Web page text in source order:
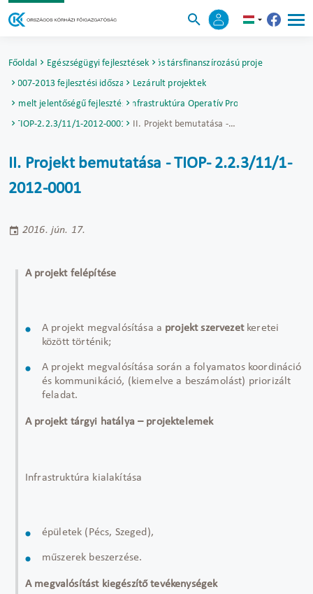
Főoldal Egészségügyi fejlesztésekUniós társfinanszírozású projektek
2007-2013 fejlesztési időszak Lezárult projektek
Kiemelt jelentőségű fejlesztésekTársadalmi Infrastruktúra Operatív Program (TIOP)
TIOP-2.2.3/11/1-2012-0001
II. Projekt bemutatása - TIOP- 2.2.3/11/1-2012-0001
II. Projekt bemutatása - TIOP- 2.2.3/11/1-
2012-0001
2016. jún. 17.
A projekt felépítése
A projekt megvalósítása a projekt szervezetkeretei
között történik;
A projekt megvalósítása során a folyamatos koordináció
és kommunikáció, (kiemelve a beszámolást) priorizált
feladat.
A projekt tárgyi hatálya – projektelemek
Infrastruktúra kialakítása
épületek (Pécs, Szeged),
műszerek beszerzése.
A megvalósítást kiegészítő tevékenységek